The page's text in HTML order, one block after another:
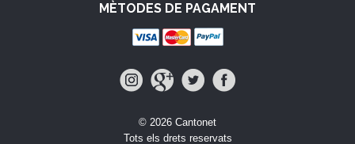
MÈTODES DE PAGAMENT
© 2026 Cantonet
Tots els drets reservats